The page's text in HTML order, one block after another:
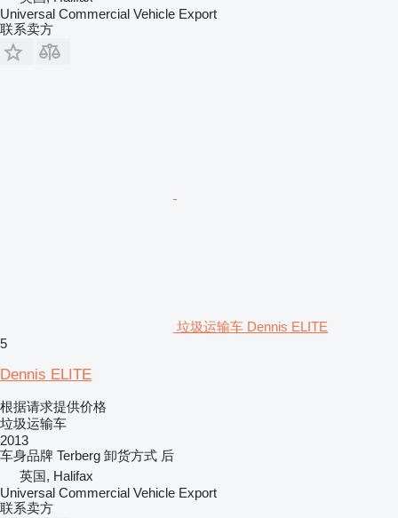
Universal Commercial Vehicle Export
联系卖方
垃圾运输车 Dennis ELITE
5
Dennis ELITE
根据请求提供价格
垃圾运输车
2013
车身品牌 Terberg 卸货方式 后
英国, Halifax
Universal Commercial Vehicle Export
联系卖方